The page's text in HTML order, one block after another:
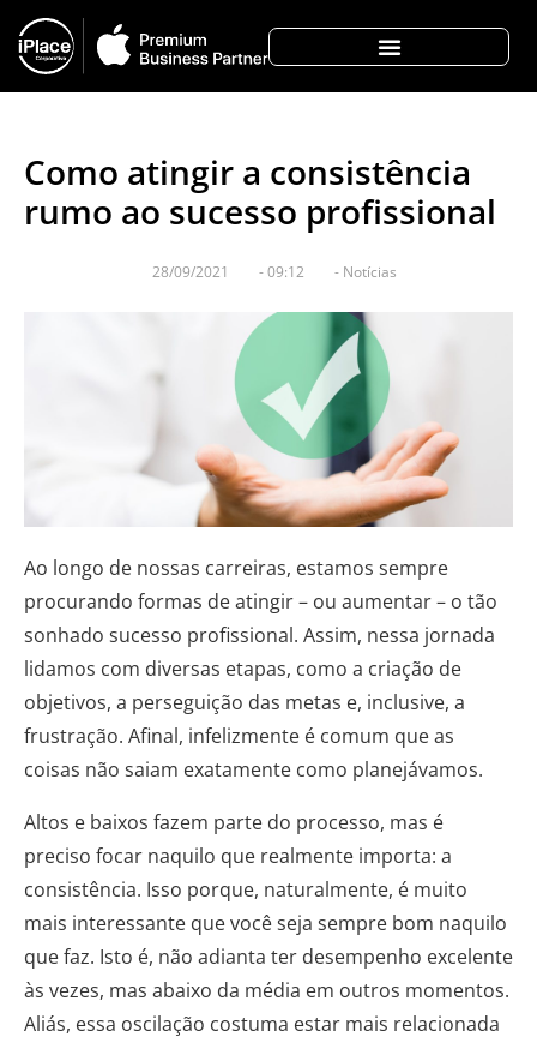
Como atingir a consistência
rumo ao sucesso profissional
28/09/2021 -09:12 - Notícias
Ao longo de nossas carreiras, estamos sempre
procurando formas de atingir – ou aumentar – o tão
sonhado sucesso profissional. Assim, nessa jornada
lidamos com diversas etapas, como a criação de
objetivos, a perseguição das metas e, inclusive, a
frustração. Afinal, infelizmente é comum que as
coisas não saiam exatamente como planejávamos.
Altos e baixos fazem parte do processo, mas é
preciso focar naquilo que realmente importa: a
consistência. Isso porque, naturalmente, é muito
mais interessante que você seja sempre bom naquilo
que faz. Isto é, não adianta ter desempenho excelente
às vezes, mas abaixo da média em outros momentos.
Aliás, essa oscilação costuma estar mais relacionada